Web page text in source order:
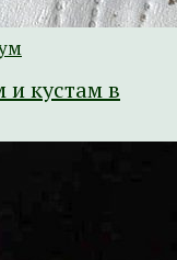
и кустам в